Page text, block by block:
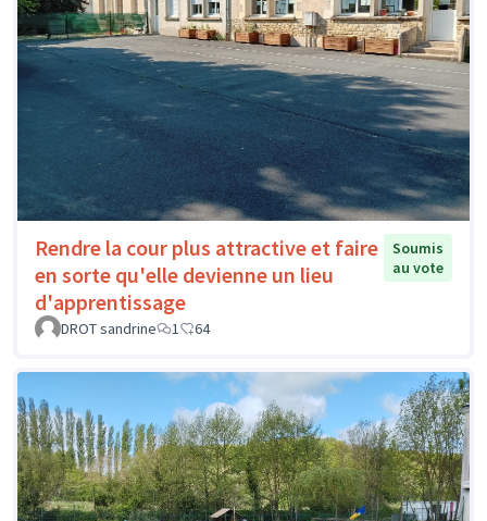
Rendre la cour plus attractive et faire
en sorte qu'elle devienne un lieu
d'apprentissage
Soumis
au vote
DROT sandrine 1 64